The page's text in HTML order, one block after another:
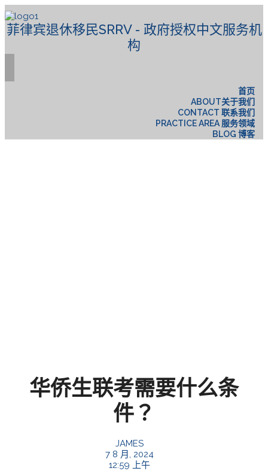
菲律宾退休移民SRRV - 政府授权中文服务机
构
首页
ABOUT关于我们
CONTACT 联系我们
PRACTICE AREA 服务领域
BLOG 博客
华侨生联考需要什么条
件？
JAMES
7 8 月, 2024
12:59 上午